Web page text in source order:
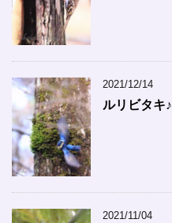
2021/12/14
ルリビタキ♪
2021/11/04